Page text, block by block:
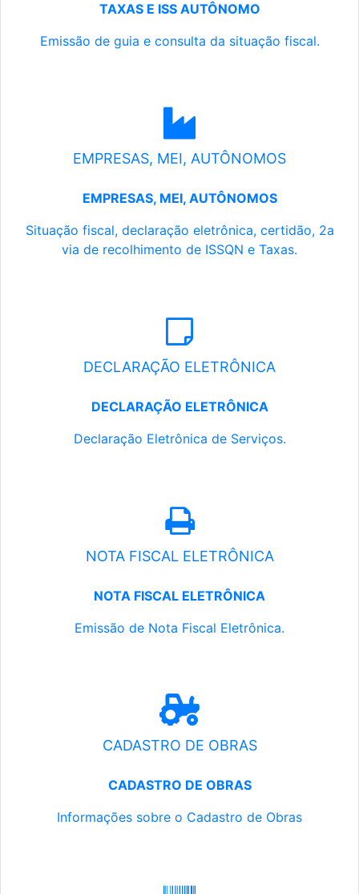
TAXAS E ISS AUTÔNOMO
Emissão de guia e consulta da situação fiscal.
EMPRESAS, MEI, AUTÔNOMOS
EMPRESAS, MEI, AUTÔNOMOS
Situação fiscal, declaração eletrônica, certidão, 2a
via de recolhimento de ISSQN e Taxas.
DECLARAÇÃO ELETRÔNICA
DECLARAÇÃO ELETRÔNICA
Declaração Eletrônica de Serviços.
NOTA FISCAL ELETRÔNICA
NOTA FISCAL ELETRÔNICA
Emissão de Nota Fiscal Eletrônica.
CADASTRO DE OBRAS
CADASTRO DE OBRAS
Informações sobre o Cadastro de Obras